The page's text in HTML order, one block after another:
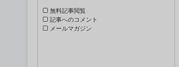
無料記事閲覧
記事へのコメント
メールマガジン